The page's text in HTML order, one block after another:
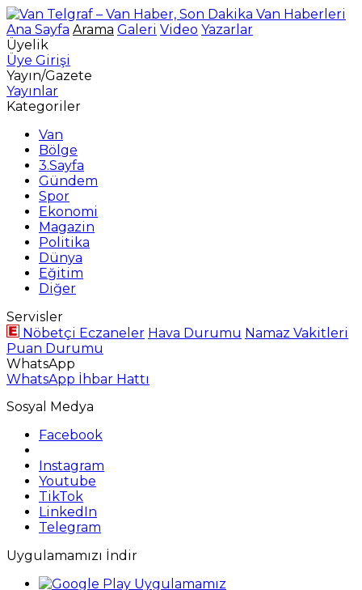
Ana Sayfa Arama Galeri Video Yazarlar
Üyelik
Üye Girişi
Yayın/Gazete
Yayınlar
Kategoriler
Van
Bölge
3.Sayfa
Gündem
Spor
Ekonomi
Magazin
Politika
Dünya
Eğitim
Diğer
Servisler
Nöbetçi Eczaneler Hava Durumu Namaz Vakitleri
Puan Durumu
WhatsApp
WhatsApp İhbar Hattı
Sosyal Medya
Facebook
Instagram
Youtube
TikTok
LinkedIn
Telegram
Uygulamamızı İndir